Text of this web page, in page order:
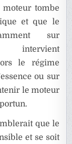
moteur tombe
et que le
sur
intervient
le régime
ou sur
le moteur
que le
et se soit